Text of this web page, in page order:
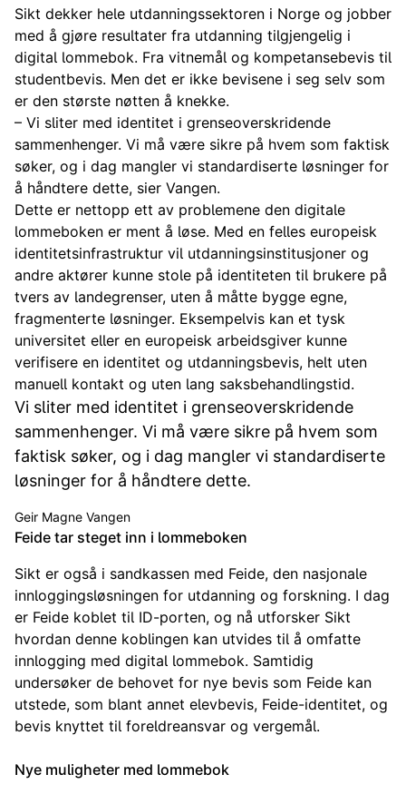
Sikt dekker hele utdanningssektoren i Norge og jobber
med å gjøre resultater fra utdanning tilgjengelig i
digital lommebok. Fra vitnemål og kompetansebevis til
studentbevis. Men det er ikke bevisene i seg selv som
er den største nøtten å knekke.
– Vi sliter med identitet i grenseoverskridende
sammenhenger. Vi må være sikre på hvem som faktisk
søker, og i dag mangler vi standardiserte løsninger for
å håndtere dette, sier Vangen.
Dette er nettopp ett av problemene den digitale
lommeboken er ment å løse. Med en felles europeisk
identitetsinfrastruktur vil utdanningsinstitusjoner og
andre aktører kunne stole på identiteten til brukere på
tvers av landegrenser, uten å måtte bygge egne,
fragmenterte løsninger. Eksempelvis kan et tysk
universitet eller en europeisk arbeidsgiver kunne
verifisere en identitet og utdanningsbevis, helt uten
manuell kontakt og uten lang saksbehandlingstid.
Vi sliter med identitet i grenseoverskridende
sammenhenger. Vi må være sikre på hvem som
faktisk søker, og i dag mangler vi standardiserte
løsninger for å håndtere dette.
Geir Magne Vangen
Feide tar steget inn i lommeboken
Sikt er også i sandkassen med Feide, den nasjonale
innloggingsløsningen for utdanning og forskning. I dag
er Feide koblet til ID-porten, og nå utforsker Sikt
hvordan denne koblingen kan utvides til å omfatte
innlogging med digital lommebok. Samtidig
undersøker de behovet for nye bevis som Feide kan
utstede, som blant annet elevbevis, Feide-identitet, og
bevis knyttet til foreldreansvar og vergemål.
Nye muligheter med lommebok